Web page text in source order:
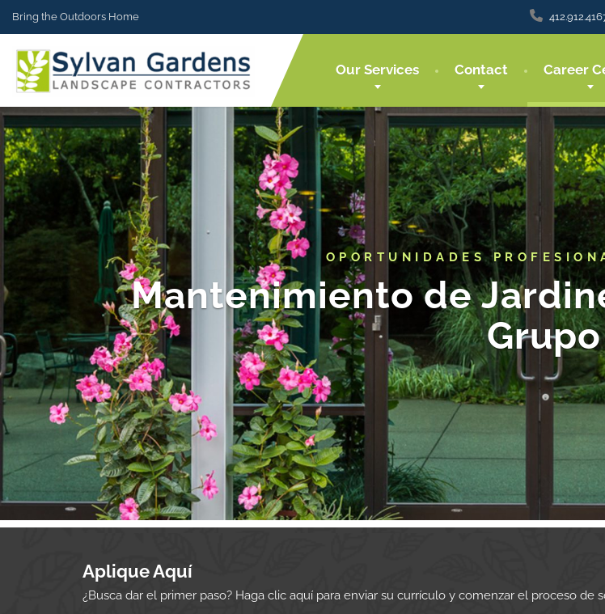
Bring the Outdoors Home
Our Services Contact Career
OPORTUNIDADES
Mantenimiento de
Grupo
Aplique Aquí
¿Busca dar el primer paso? Haga clic aquí para enviar su currículo y comenzar el proceso de